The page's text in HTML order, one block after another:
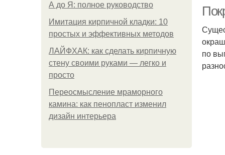
А до Я: полное руководство
Имитация кирпичной кладки: 10
простых и эффективных методов
ЛАЙФХАК: как сделать кирпичную
стену своими руками — легко и
просто
Переосмысление мраморного
камина: как пенопласт изменил
дизайн интерьера
по